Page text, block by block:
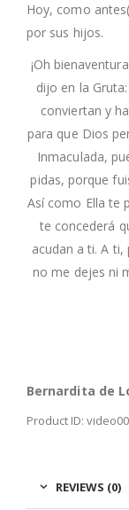
Hoy, como
por sus hijos.
¡Oh
dijo en la
conviertan y
para que Dios
Inmaculada,
pidas, porque
Así como Ella te
te concederá
acudan a ti. A
no me dejes ni
Bernardita de
Product ID:
REVIEWS (0)